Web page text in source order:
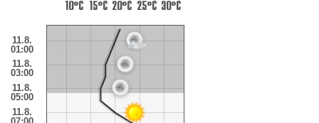
11.8.
01:00
11.8.
03:00
11.8.
05:00
11.8.
10°C 15°C 20°C 25°C 30°C